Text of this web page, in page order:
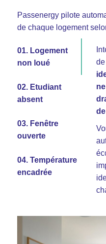
Passenergy pilote
de chaque logement
01. Logement
non loué
02. Etudiant
absent
03. Fenêtre
ouverte
04. Température
encadrée